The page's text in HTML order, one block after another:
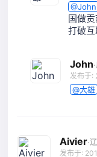
@John
国做贡
打破互
John·
发布于
@大雄
Aivier·
发布于: